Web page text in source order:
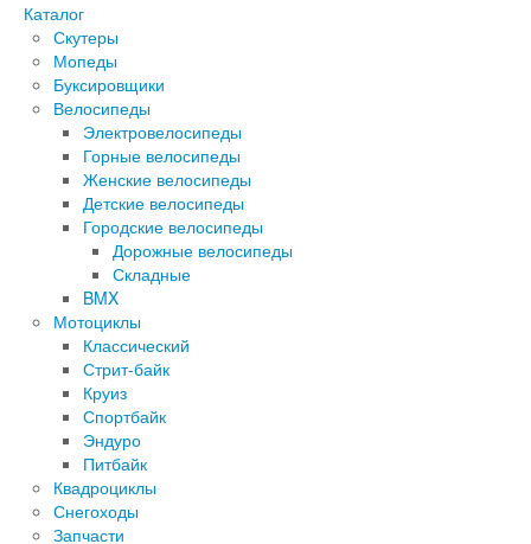
Каталог
Скутеры
Мопеды
Буксировщики
Велосипеды
Электровелосипеды
Горные велосипеды
Женские велосипеды
Детские велосипеды
Городские велосипеды
Дорожные велосипеды
Складные
BMX
Мотоциклы
Классический
Стрит-байк
Круиз
Спортбайк
Эндуро
Питбайк
Квадроциклы
Снегоходы
Запчасти